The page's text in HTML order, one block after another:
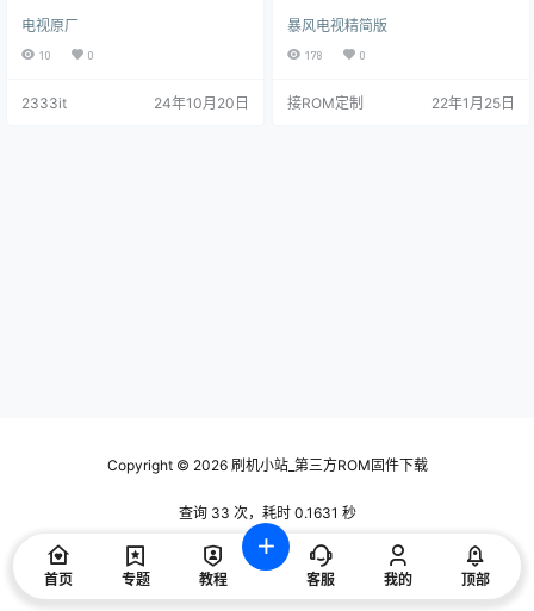
配屏V430HJ1-Q01(B1)原厂
程序U盘数据刷机包
配屏V430HJ1-Q01(B1)原厂程序U
盘数据刷机包
电视原厂
10 0
2333it 24年10月20日
统刷机固件升级包
新：修复MSD系列的开机提示初始
化 副更新： 1，当贝桌面回退旧版
开机连上网后才会自启应用** 3，R
暴风电视精简版
178 0
接ROM定制 22年1月25日
Copyright © 2026刷机小站_第三方ROM固件下载
查询 33 次，耗时 0.1631 秒
首页 专题 教程 客服 我的 顶部